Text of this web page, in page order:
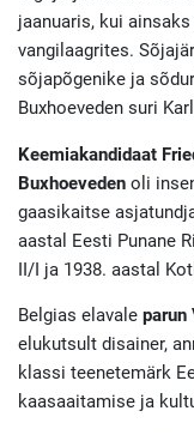
jaanuaris, kui
vangilaagrites.
sõjapõgenike ja
Buxhoeveden suri
Keemiakandidaat
Buxhoeveden oli
gaasikaitse
aastal Eesti Punane
II/I ja 1938. aastal
Belgias elavale parun
elukutsult disainer,
klassi teenetemärk
kaasaaitamise ja